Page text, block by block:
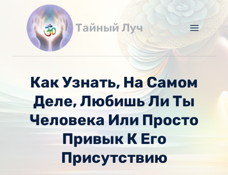
содержимому
Тайный Луч
Как Узнать, На Самом
Деле, Любишь Ли Ты
Человека Или Просто
Привык К Его
Присутствию